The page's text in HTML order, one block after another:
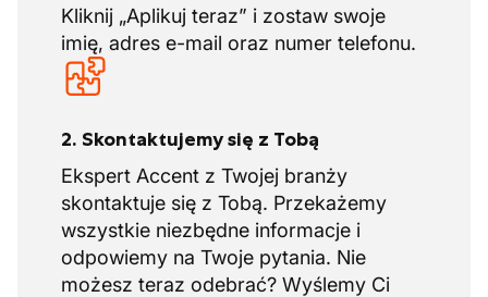
Kliknij „Aplikuj teraz” i zostaw swoje
imię, adres e-mail oraz numer telefonu.
2. Skontaktujemy się z Tobą
Ekspert Accent z Twojej branży
skontaktuje się z Tobą. Przekażemy
wszystkie niezbędne informacje i
odpowiemy na Twoje pytania. Nie
możesz teraz odebrać? Wyślemy Ci